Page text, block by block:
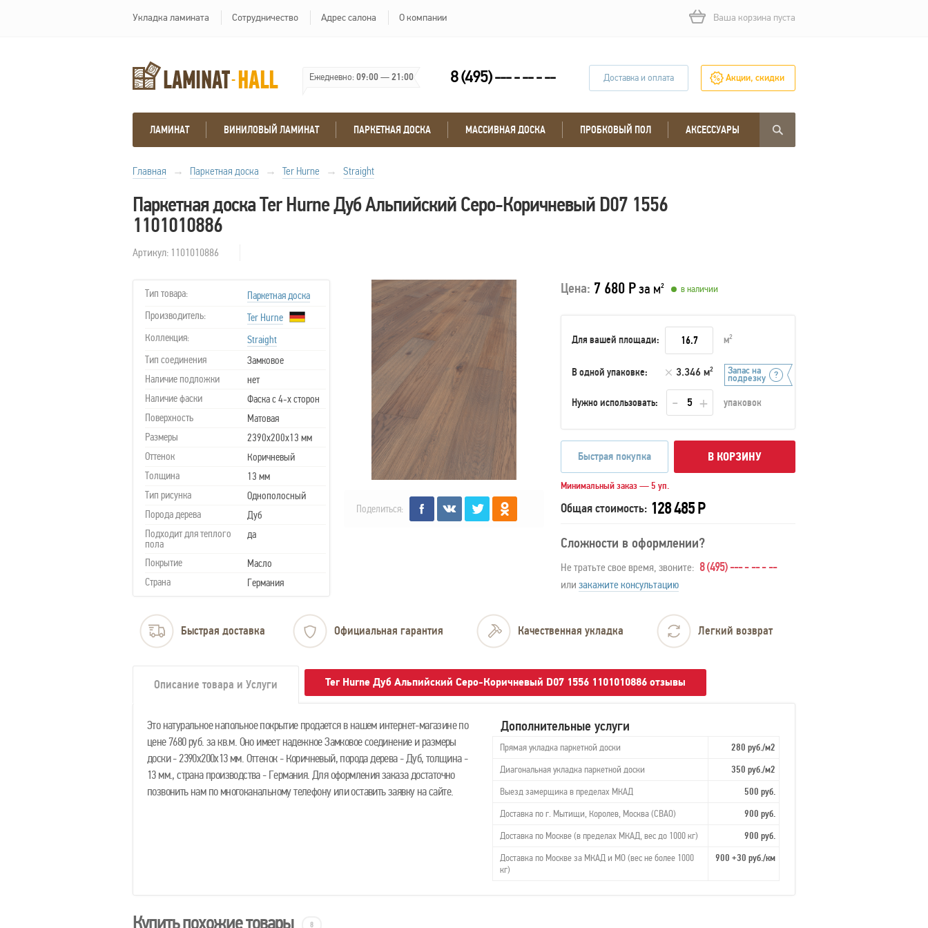
Укладка ламината Сотрудничество Адрес салона О компании Ваша корзина пуста
Ежедневно:09:00—21:00 8 (495) --- - -- - -- Доставка и оплата Акции, скидки
ЛАМИНАТ ВИНИЛОВЫЙ ЛАМИНАТ ПАРКЕТНАЯ ДОСКА МАССИВНАЯ ДОСКА ПРОБКОВЫЙ ПОЛ АКСЕССУАРЫ
Главная → Паркетная доска → Ter Hurne → Straight
Паркетная доска Ter Hurne Дуб Альпийский Серо-Коричневый D07 1556
1101010886
Артикул: 1101010886
Тип товара:
Паркетная доска
Производитель:
Ter Hurne
Коллекция:
Straight
Тип соединения
Замковое
Наличие подложки
нет
Наличие фаски
Фаска с 4-х сторон
Поверхность
Матовая
Размеры
2390х200х13 мм
Оттенок
Коричневый
Толщина
13 мм
Тип рисунка
Однополосный
Порода дерева
Дуб
Подходит для теплого
пола
да
Покрытие
Масло
Страна
Германия
Поделиться:
Цена: 7 680 Рза м2 в наличии
Для вашей площади: м2
В одной упаковке: 3.346 м2
Нужно использовать: упаковок
Запас на
подрезку
Быстрая покупка В КОРЗИНУ
Минимальный заказ — 5 уп.
Общая стоимость: 128 485 Р
Сложности в оформлении?
Не тратьте свое время, звоните: 8 (495) --- - -- - --
или закажите консультацию
Быстрая доставка Официальная гарантия Качественная укладка Легкий возврат
Описание товара и Услуги Ter Hurne Дуб Альпийский Серо-Коричневый D07 1556 1101010886 отзывы
Это натуральное напольное покрытие продается в нашем интернет-магазине по
цене 7680 руб. за кв.м. Оно имеет надежное Замковое соединение и размеры
доски - 2390х200х13 мм. Оттенок - Коричневый, порода дерева - Дуб, толщина -
13 мм., страна производства - Германия. Для оформления заказа достаточно
позвонить нам по многоканальному телефону или оставить заявку на сайте.
Дополнительные услуги
Прямая укладка паркетной доски
280 руб./м2
Диагональная укладка паркетной доски
350 руб./м2
Выезд замерщика в пределах МКАД
500 руб.
Доставка по г. Мытищи, Королев, Москва (СВАО)
900 руб.
Доставка по Москве (в пределах МКАД, вес до 1000 кг)
900 руб.
Доставка по Москве за МКАД и МО (вес не более 1000
кг)
900 +30 руб./км
8